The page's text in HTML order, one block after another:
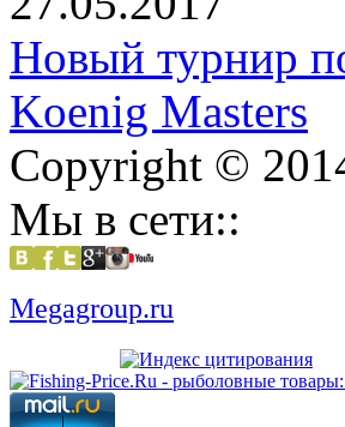
Новый турнир
Koenig Masters
Copyright ©
Мы в сети::
Megagroup.ru